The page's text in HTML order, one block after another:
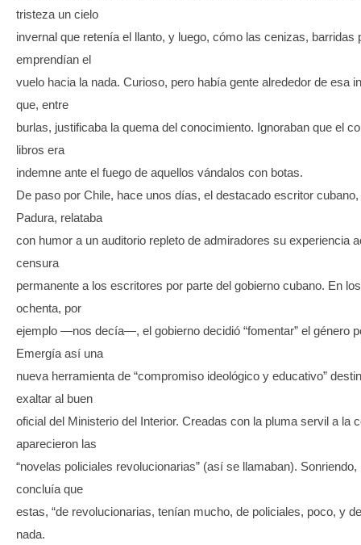
tristeza un cielo
invernal que retenía el llanto, y luego, cómo las cenizas, barridas
emprendían el
vuelo hacia la nada. Curioso, pero había gente alrededor de esa
que, entre
burlas, justificaba la quema del conocimiento. Ignoraban que el
libros era
indemne ante el fuego de aquellos vándalos con botas.
De paso por Chile, hace unos días, el destacado escritor
Padura, relataba
con humor a un auditorio repleto de admiradores su experiencia
censura
permanente a los escritores por parte del gobierno cubano. En
ochenta, por
ejemplo —nos decía—, el gobierno decidió “fomentar” el género
Emergía así una
nueva herramienta de “compromiso ideológico y educativo”
exaltar al buen
oficial del Ministerio del Interior. Creadas con la pluma servil a la
aparecieron las
“novelas policiales revolucionarias” (así se llamaban). Sonriendo,
concluía que
estas, “de revolucionarias, tenían mucho, de policiales, poco, y
nada.